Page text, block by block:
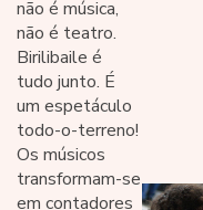
não é música,
não é teatro.
Birilibaile é
tudo junto. É
um espetáculo
todo-o-terreno!
Os músicos
transformam-se
em contadores